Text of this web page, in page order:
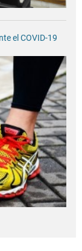
el COVID-19